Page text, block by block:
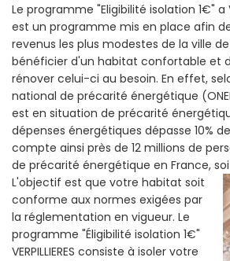
Le programme "Eligibilité isolation 1€" a
est un programme mis en place afin
revenus les plus modestes de la ville de
bénéficier d'un habitat confortable et
rénover celui-ci au besoin. En effet,
national de précarité énergétique
est en situation de précarité
dépenses énergétiques dépasse 10%
compte ainsi près de 12 millions de
de précarité énergétique en France,
L'objectif est que votre habitat soit
conforme aux normes exigées par
la réglementation en vigueur. Le
programme "Éligibilité isolation 1€"
VERPILLIERES consiste à isoler votre